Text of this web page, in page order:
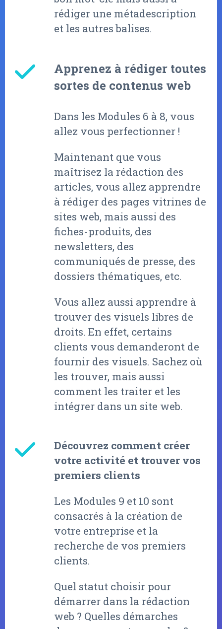
rédiger une métadescription
et les autres balises.
Apprenez à rédiger toutes
sortes de contenus web
Dans les Modules 6 à 8, vous
allez vous perfectionner !
Maintenant que vous
maîtrisez la rédaction des
articles, vous allez apprendre
à rédiger des pages vitrines de
sites web, mais aussi des
fiches-produits, des
newsletters, des
communiqués de presse, des
dossiers thématiques, etc.
Vous allez aussi apprendre à
trouver des visuels libres de
droits. En effet, certains
clients vous demanderont de
fournir des visuels. Sachez où
les trouver, mais aussi
comment les traiter et les
intégrer dans un site web.
Découvrez comment créer
votre activité et trouver vos
premiers clients
Les Modules 9 et 10 sont
consacrés à la création de
votre entreprise et la
recherche de vos premiers
clients.
Quel statut choisir pour
démarrer dans la rédaction
web ? Quelles démarches